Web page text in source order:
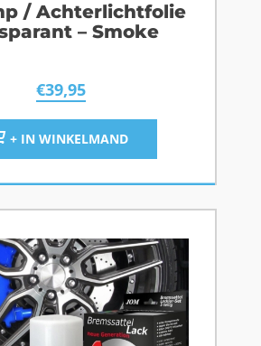
/ Achterlichtfolie
– Smoke
€39,95
+ IN WINKELMAND